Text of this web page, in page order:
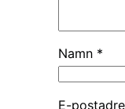
Namn *
E-